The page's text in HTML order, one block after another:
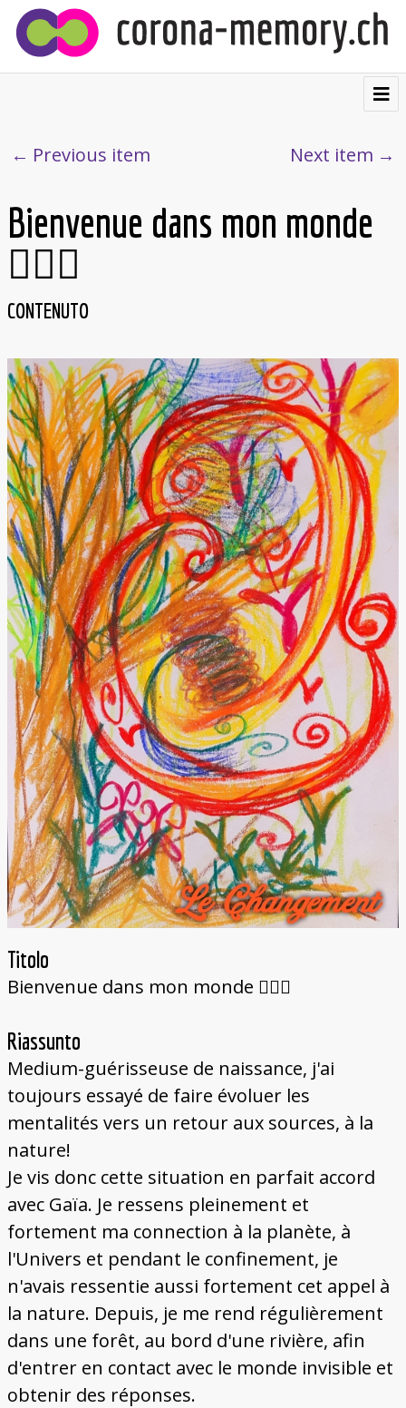
Visualizzazioni
Cartolina postale
Chi siamo
Deutsch
Previous item Next item
Bienvenue dans mon monde
🧚🏽‍♀️
CONTENUTO
Titolo
Bienvenue dans mon monde 🧚🏽‍♀️
Riassunto
Medium-guérisseuse de naissance, j'ai
toujours essayé de faire évoluer les
mentalités vers un retour aux sources, à la
nature!
Je vis donc cette situation en parfait accord
avec Gaïa. Je ressens pleinement et
fortement ma connection à la planète, à
l'Univers et pendant le confinement, je
n'avais ressentie aussi fortement cet appel à
la nature. Depuis, je me rend régulièrement
dans une forêt, au bord d'une rivière, afin
d'entrer en contact avec le monde invisible et
obtenir des réponses.